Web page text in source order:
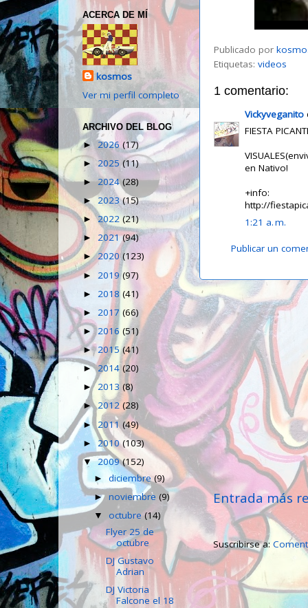
Publicado por
Etiquetas: videos
1 comentario:
Vickyveganito
FIESTA
en Nativo!
+info:
http://
1:21 a. m.
Publicar un
Entrada más
Suscribirse a:
ACERCA DE MÍ
kosmos
Ver mi perfil completo
ARCHIVO DEL BLOG
► 2026(17)
► 2025(11)
► 2024(28)
► 2023(15)
►2022(21)
► 2021(94)
►2020(123)
► 2019(97)
► 2018 (41)
► 2017 (66)
► 2016 (51)
►2015(41)
►2014 (20)
► 2013 (8)
►2012(28)
►2011 (49)
► 2010(103)
▼2009(152)
►diciembre(9)
►noviembre(9)
▼octubre(14)
Flyer 25 de
octubre
DJ Gustavo
Adrian
DJ Victoria
Falcone el 18